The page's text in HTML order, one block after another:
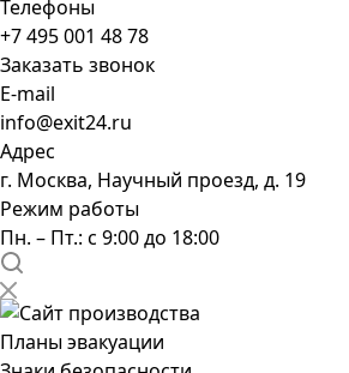
Телефоны
+7 495 001 48 78
Заказать звонок
E-mail
info@exit24.ru
Адрес
г. Москва, Научный проезд, д. 19
Режим работы
Пн. – Пт.: с 9:00 до 18:00
Планы эвакуации